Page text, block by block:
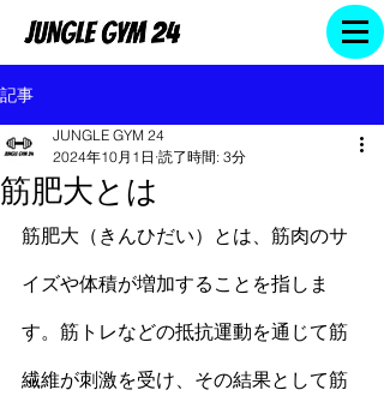
記事
筋肥大とは
JUNGLE GYM 24
2024年10月1日 読了時間: 3分
筋肥大 （きんひだい）とは、 筋肉のサ
イズや体積が増加することを指しま
す。筋トレなどの抵抗運動を通じて筋
繊維が刺激を受け、その結果として筋